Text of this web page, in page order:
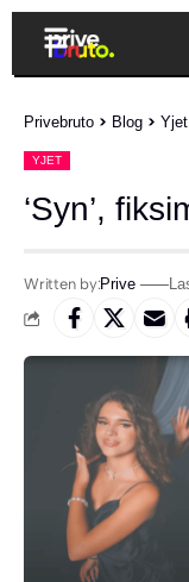
Privebruto > Blog > Yjet
YJET
‘Syn’,
Written by:Prive